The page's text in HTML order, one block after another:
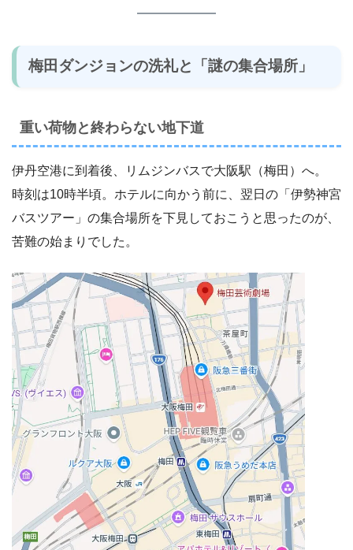
梅田ダンジョンの洗礼と「謎の集合場所」
重い荷物と終わらない地下道
伊丹空港に到着後、リムジンバスで大阪駅（梅田）へ。
時刻は10時半頃。ホテルに向かう前に、翌日の「伊勢神宮
バスツアー」の集合場所を下見しておこうと思ったのが、
苦難の始まりでした。